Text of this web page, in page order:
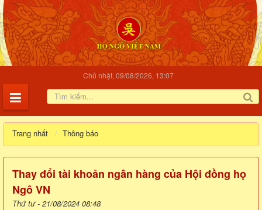
Chủ nhật, 09/08/2026, 13:07
Trang nhất Thông báo
Thay đổi tài khoản ngân hàng của Hội đồng họ
Ngô VN
Thứ tư - 21/08/2024 08:48